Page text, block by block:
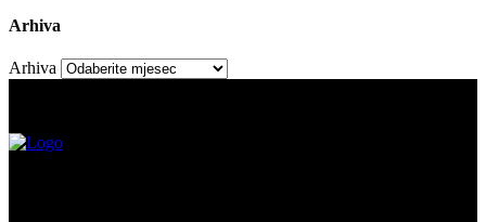
Arhiva
Arhiva